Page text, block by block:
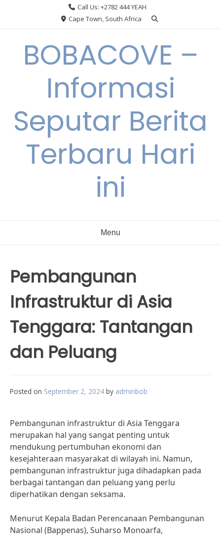
Call Us: +2782 444 YEAH
Cape Town, South Africa
BOBACOVE –
Informasi
Seputar Berita
Terbaru Hari
ini
Menu
Pembangunan
Infrastruktur di Asia
Tenggara: Tantangan
dan Peluang
Posted on September 2, 2024 by adminbob
Pembangunan infrastruktur di Asia Tenggara
merupakan hal yang sangat penting untuk
mendukung pertumbuhan ekonomi dan
kesejahteraan masyarakat di wilayah ini. Namun,
pembangunan infrastruktur juga dihadapkan pada
berbagai tantangan dan peluang yang perlu
diperhatikan dengan seksama.
Menurut Kepala Badan Perencanaan Pembangunan
Nasional (Bappenas), Suharso Monoarfa,